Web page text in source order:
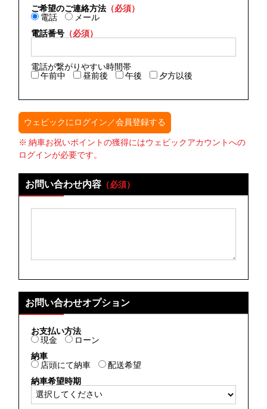
ご希望のご連絡方法 （必須）
電話
メール
電話番号 （必須）
電話が繋がりやすい時間帯
午前中
昼前後 午後 夕方以後
ウェビックにログイン／会員登録する
※ 納車お祝いポイントの獲得にはウェビックアカウントへの
ログインが必要です。
お問い合わせ内容 （必須）
お問い合わせオプション
お支払い方法
現金
ローン
納車
店頭にて納車
配送希望
納車希望時期